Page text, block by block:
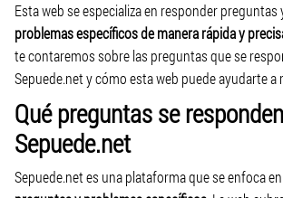
Esta web se especializa en responder preguntas
problemas específicos de manera rápida y
te contaremos sobre las preguntas que se
Sepuede.net y cómo esta web puede ayudarte
Qué preguntas se
Sepuede.net
Sepuede.net es una plataforma que se enfoca en